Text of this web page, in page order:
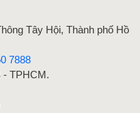
Tây Hội, Thành phố Hồ
7888
- TPHCM.